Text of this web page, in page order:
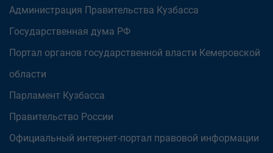
Администрация Правительства Кузбасса
Государственная дума РФ
Портал органов государственной власти Кемеровской
области
Парламент Кузбасса
Правительство России
Официальный интернет-портал правовой информации